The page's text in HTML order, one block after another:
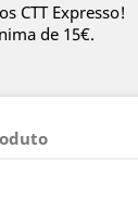
CTT Expresso!
de 15€.